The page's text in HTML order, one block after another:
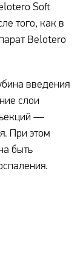
Soft
того, как в
Belotero
введения
слои
—
При этом
быть